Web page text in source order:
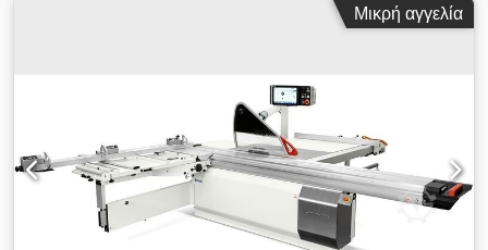
Μικρή αγγελία